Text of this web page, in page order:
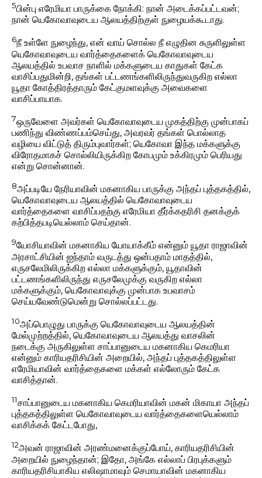
5பின்பு எரேமியா பாருக்கை நோக்கி: நான் அடைக்கப்பட்டவன்;
நான் யெகோவாவுடைய ஆலயத்திற்குள் நுழையக்கூடாது.
6நீ உள்ளே நுழைந்து, என் வாய் சொல்ல நீ எழுதின சுருளிலுள்ள
யெகோவாவுடைய வார்த்தைகளைக் யெகோவாவுடைய
ஆலயத்தில் உபவாச நாளில் மக்களுடைய காதுகள் கேட்க
வாசிப்பதுமின்றி, தங்கள் பட்டணங்களிலிருந்துவருகிற எல்லா
யூதா கோத்திரத்தாரும் கேட்குமளவுக்கு அவைகளை
வாசிப்பாயாக.
7ஒருவேளை அவர்கள் யெகோவாவுடைய முகத்திற்கு முன்பாகப்
பணிந்து விண்ணப்பம்செய்து, அவரவர் தங்கள் பொல்லாத
வழியை விட்டுத் திரும்புவார்கள்; யெகோவா இந்த மக்களுக்கு
விரோதமாகச் சொல்லியிருக்கிற கோபமும் உக்கிரமும் பெரியது
என்று சொன்னான்.
8அப்படியே நேரியாவின் மகனாகிய பாருக்கு அந்தப் புத்தகத்தில்,
யெகோவாவுடைய ஆலயத்தில் யெகோவாவுடைய
வார்த்தைகளை வாசிப்பதற்கு எரேமியா தீர்க்கதரிசி தனக்குக்
கற்பித்தபடியெல்லாம் செய்தான்.
9யோசியாவின் மகனாகிய யோயாக்கீம் என்னும் யூதா ராஜாவின்
அரசாட்சியின் ஐந்தாம் வருடத்து ஒன்பதாம் மாதத்தில்,
எருசலேமிலிருக்கிற எல்லா மக்களுக்கும், யூதாவின்
பட்டணங்களிலிருந்து எருசலேமுக்கு வருகிற எல்லா
மக்களுக்கும், யெகோவாவுக்கு முன்பாக உபவாசம்
செய்யவேண்டுமென்று சொல்லப்பட்டது.
10அப்பொழுது பாருக்கு யெகோவாவுடைய ஆலயத்தின்
மேல்முற்றத்தில், யெகோவாவுடைய ஆலயத்து வாசலின்
நடைக்கு அருகிலுள்ள சாப்பானுடைய மகனாகிய கெமரியா
என்னும் காரியதரிசியின் அறையில், அந்தப் புத்தகத்திலுள்ள
எரேமியாவின் வார்த்தைகளை மக்கள் எல்லோரும் கேட்க
வாசித்தான்.
11சாப்பானுடைய மகனாகிய கெமரியாவின் மகன் மிகாயா அந்தப்
புத்தகத்திலுள்ள யெகோவாவுடைய வார்த்தைகளையெல்லாம்
வாசிக்கக் கேட்டபோது,
12அவன் ராஜாவின் அரண்மனைக்குப்போய், காரியதரிசியின்
அறையில் நுழைந்தான்; இதோ, அங்கே எல்லாப் பிரபுக்களும்
காரியதரிசியாகிய எலிஷாமாவும் செமாயாவின் மகனாகிய